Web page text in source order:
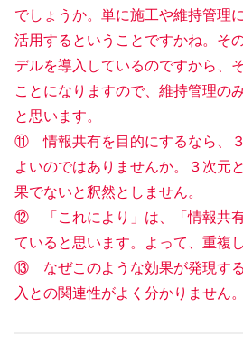
でしょうか。単に施工や維持管理
活用するということですかね。そ
デルを導入しているのですから、
ことになりますので、維持管理の
と思います。
⑪ 情報共有を目的にするなら、
よいのではありませんか。３次元
果でないと釈然としません。
⑫ 「これにより」は、「情報共
ていると思います。よって、重複
⑬ なぜこのような効果が発現す
入との関連性がよく分かりません